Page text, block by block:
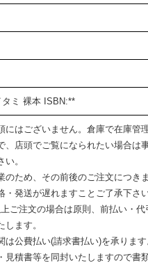
ミ 裸本 ISBN:**
にはございません。倉庫で在庫管
、店頭でご覧になられたい場合は
。
のため、その前後のご注文につき
・発送が遅れますことご了承下さい
ご注文の場合は原則、前払い・代
します。
公費払い(請求書払い)を承ります
見積書等を同封いたしますので書